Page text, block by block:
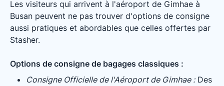
Les visiteurs qui arrivent à l'aéroport de Gimhae à
Busan peuvent ne pas trouver d'options de consigne
aussi pratiques et abordables que celles offertes par
Stasher.
Options de consigne de bagages classiques :
Consigne Officielle de l'Aéroport de Gimhae :Des